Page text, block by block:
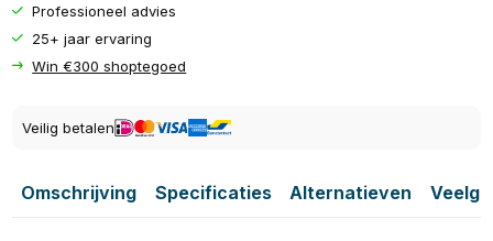
Professioneel advies
25+ jaar ervaring
Win €300 shoptegoed
Veilig betalen
Omschrijving Specificaties Alternatieven